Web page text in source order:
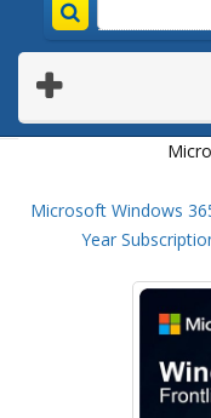
Microsoft Windows
Year